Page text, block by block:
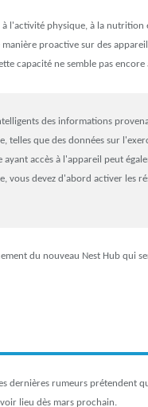
l'activité physique, à la nutrition
proactive sur des
capacité ne semble pas encore
des informations
telles que des données sur
accès à l'appareil peut
vous devez d'abord activer les
du nouveau Nest Hub qui
dernières rumeurs prétendent
lieu dès mars prochain.